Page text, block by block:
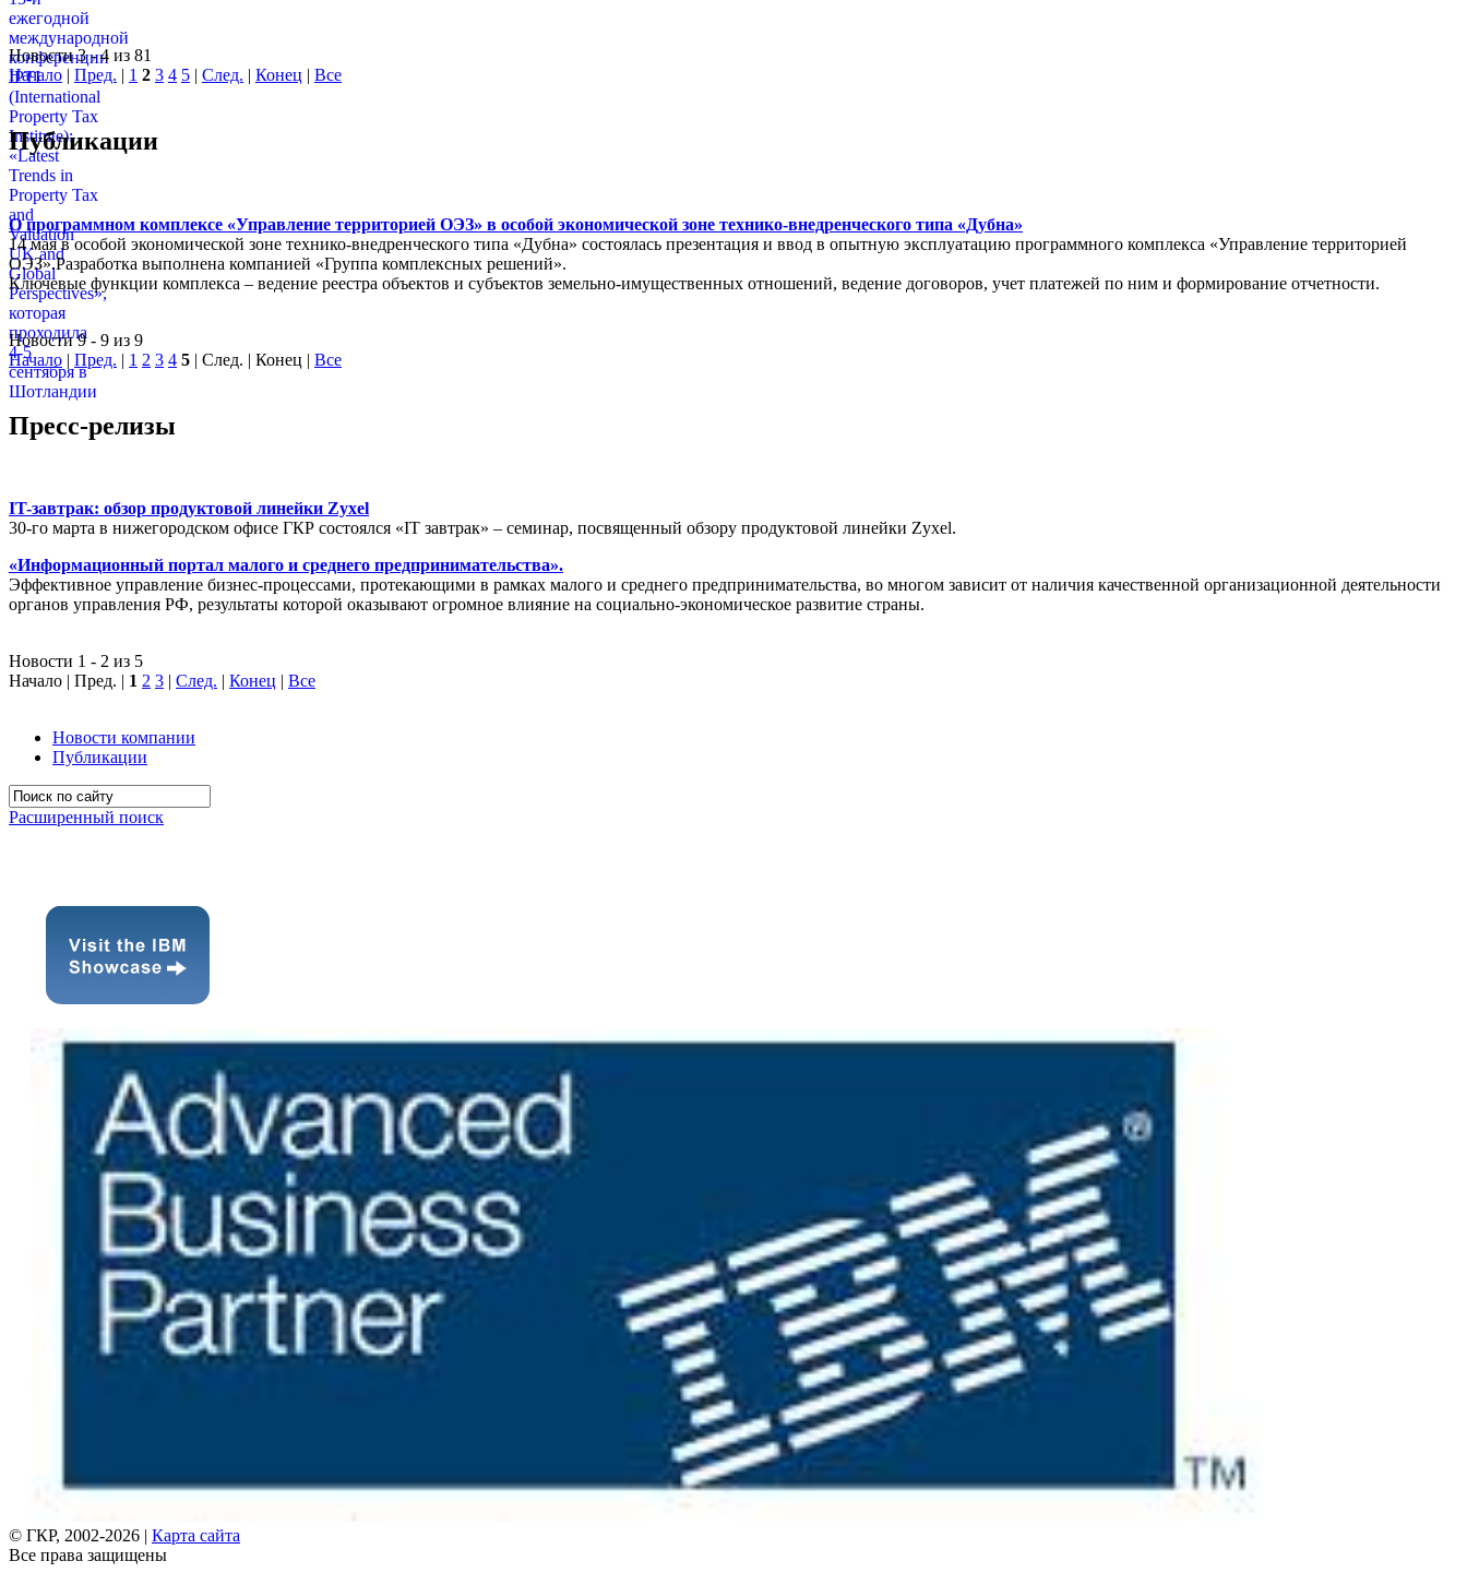
Новости 3 - 4 из 81
Начало | Пред. | 1 2 3 4 5 | След. | Конец | Все
Публикации
О программном комплексе «Управление территорией ОЭЗ» в особой экономической зоне технико-внедренческого типа «Дубна»
14 мая в особой экономической зоне технико-внедренческого типа «Дубна» состоялась презентация и ввод в опытную эксплуатацию программного комплекса «Управление территорией
ОЭЗ».Разработка выполнена компанией «Группа комплексных решений».
Ключевые функции комплекса – ведение реестра объектов и субъектов земельно-имущественных отношений, ведение договоров, учет платежей по ним и формирование отчетности.
Новости 9 - 9 из 9
Начало | Пред. | 1 2 3 4 5 | След. | Конец | Все
Пресс-релизы
IT-завтрак: обзор продуктовой линейки Zyxel
30-го марта в нижегородском офисе ГКР состоялся «IT завтрак» – семинар, посвященный обзору продуктовой линейки Zyxel.
«Информационный портал малого и среднего предпринимательства».
Эффективное управление бизнес-процессами, протекающими в рамках малого и среднего предпринимательства, во многом зависит от наличия качественной организационной деятельности
органов управления РФ, результаты которой оказывают огромное влияние на социально-экономическое развитие страны.
Новости 1 - 2 из 5
Начало | Пред. | 1 2 3 | След. | Конец | Все
Новости компании
Публикации
Расширенный поиск
© ГКР, 2002-2026 | Карта сайта
Все права защищены